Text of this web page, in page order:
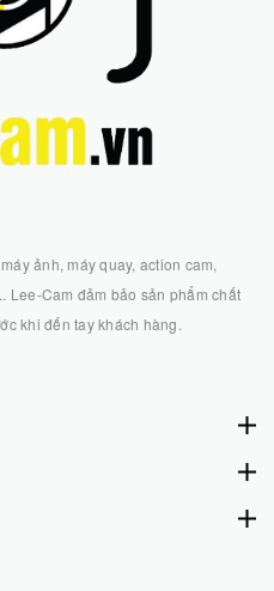
ảnh, máy quay, action cam,
Lee-Cam đảm bảo sản phẩm chất
khi đến tay khách hàng.